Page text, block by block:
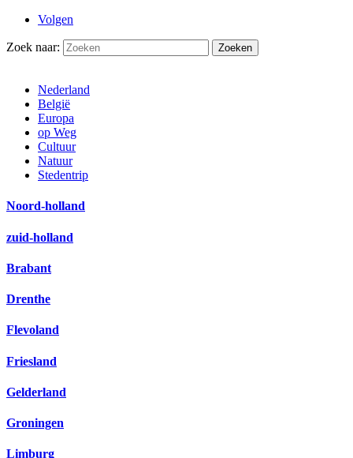
Volgen
Zoek naar:
Nederland
België
Europa
op Weg
Cultuur
Natuur
Stedentrip
Noord-holland
zuid-holland
Brabant
Drenthe
Flevoland
Friesland
Gelderland
Groningen
Limburg